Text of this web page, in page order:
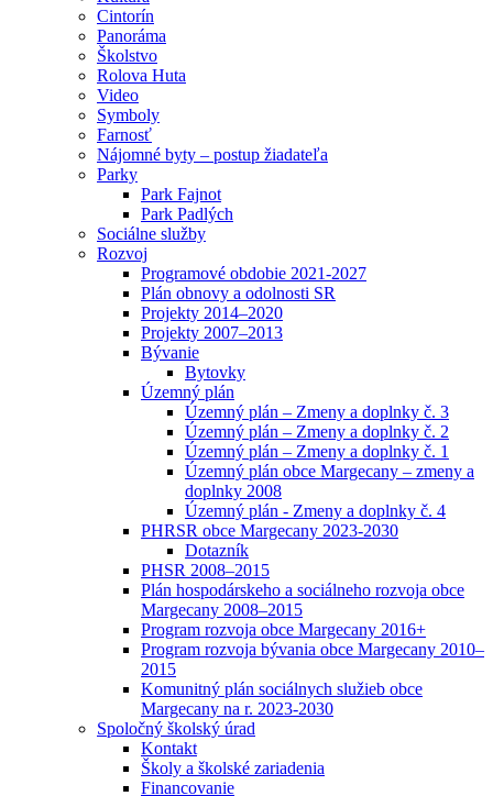
Cintorín
Panoráma
Školstvo
Rolova Huta
Video
Symboly
Farnosť
Nájomné byty – postup žiadateľa
Parky
Park Fajnot
Park Padlých
Sociálne služby
Rozvoj
Programové obdobie 2021-2027
Plán obnovy a odolnosti SR
Projekty 2014–2020
Projekty 2007–2013
Bývanie
Bytovky
Územný plán
Územný plán – Zmeny a doplnky č. 3
Územný plán – Zmeny a doplnky č. 2
Územný plán – Zmeny a doplnky č. 1
Územný plán obce Margecany – zmeny a
doplnky 2008
Územný plán - Zmeny a doplnky č. 4
PHRSR obce Margecany 2023-2030
Dotazník
PHSR 2008–2015
Plán hospodárskeho a sociálneho rozvoja obce
Margecany 2008–2015
Program rozvoja obce Margecany 2016+
Program rozvoja bývania obce Margecany 2010–
2015
Komunitný plán sociálnych služieb obce
Margecany na r. 2023-2030
Spoločný školský úrad
Kontakt
Školy a školské zariadenia
Financovanie